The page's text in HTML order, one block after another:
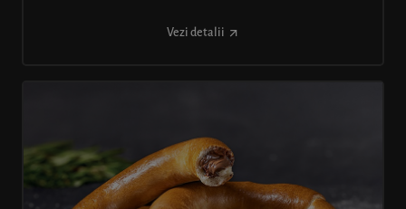
Vezi detalii